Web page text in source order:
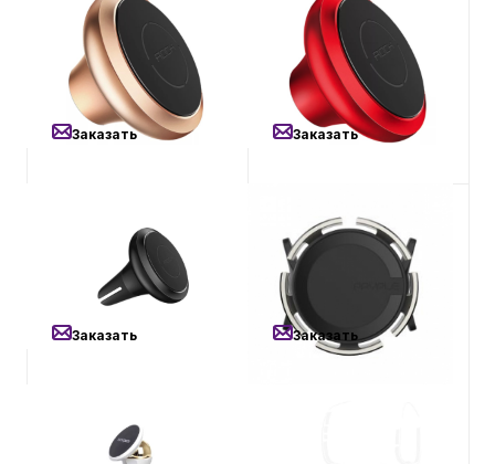
Магнитный автомобильный
держатель Rock Magnetic
Dashboard Car Mount (D)
Заказать
Магнитный автомобильный
держатель Rock Magnetic
Dashboard Car Mount (D)
Заказать
Магнитный автомобильный
держатель Rock Universal
Air Vent Magnetic Car Mount
Заказать
₽
Магнитный автомобильный
держатель Ppyple AirView
M в воздуховод для
телефона
Заказать
Магнитный автомобильный